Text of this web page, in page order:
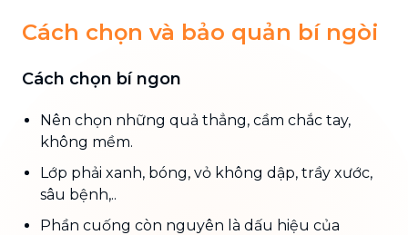
Cách chọn và bảo quản bí ngòi
Cách chọn bí ngon
Nên chọn những quả thẳng, cầm chắc tay,
không mềm.
Lớp phải xanh, bóng, vỏ không dập, trầy xước,
sâu bệnh,..
Phần cuống còn nguyên là dấu hiệu của